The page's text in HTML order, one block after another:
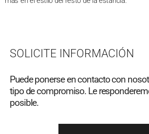
SOLICITE INFORMACIÓN
Puede ponerse en contacto con
tipo de compromiso. Le
posible.